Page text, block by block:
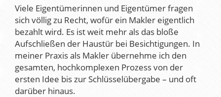
Viele Eigentümerinnen und Eigentümer fragen
sich völlig zu Recht, wofür ein Makler eigentlich
bezahlt wird. Es ist weit mehr als das bloße
Aufschließen der Haustür bei Besichtigungen. In
meiner Praxis als Makler übernehme ich den
gesamten, hochkomplexen Prozess von der
ersten Idee bis zur Schlüsselübergabe – und oft
darüber hinaus.